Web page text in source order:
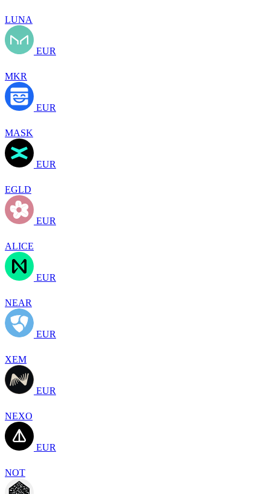
LUNA
EUR
MKR
EUR
MASK
EUR
EGLD
EUR
ALICE
EUR
NEAR
EUR
XEM
EUR
NEXO
EUR
NOT